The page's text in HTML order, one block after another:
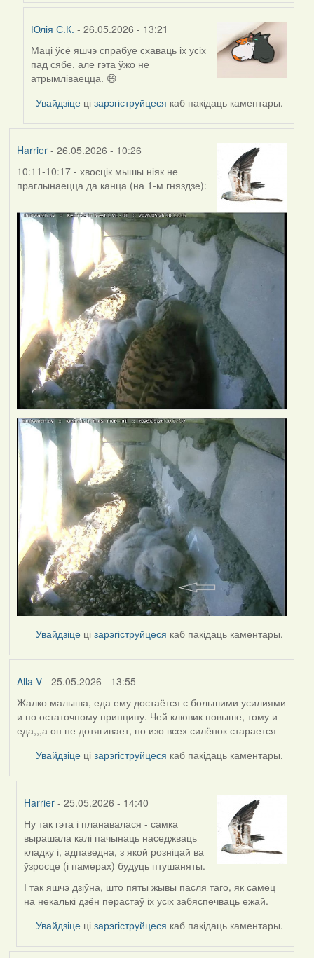
Юлія С.К. - 26.05.2026 - 13:21
In
reply
to
by
Harrier
Маці ўсё яшчэ спрабуе схаваць іх усіх
пад сябе, але гэта ўжо не
атрымліваецца. 😄
Увайдзіце цізарэгіструйцеся каб пакідаць каментары.
Harrier- 26.05.2026 - 10:26
10:11-10:17 - хвосцік мышы ніяк не
праглынаецца да канца (на 1-м гняздзе):
Увайдзіце цізарэгіструйцеся каб пакідаць каментары.
Alla V- 25.05.2026 - 13:55
Жалко малыша, еда ему достаётся с большими усилиями
и по остаточному принципу. Чей клювик повыше, тому и
еда,,,а он не дотягивает, но изо всех силёнок старается
Увайдзіце цізарэгіструйцеся каб пакідаць каментары.
Harrier - 25.05.2026 - 14:40
In
reply
to
by
Alla
V
Ну так гэта і планавалася - самка
вырашала калі пачынаць наседжваць
кладку і, адпаведна, з якой розніцай ва
ўзросце (і памерах) будуць птушаняты.
І так яшчэ дзіўна, што пяты жывы пасля таго, як самец
на некалькі дзён перастаў іх усіх забяспечваць ежай.
Увайдзіце цізарэгіструйцеся каб пакідаць каментары.